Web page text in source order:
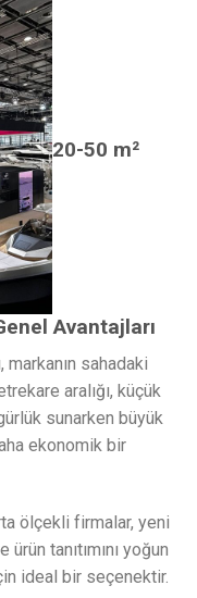
20-50 m²
Avantajları
markanın sahadaki
aralığı, küçük
sunarken büyük
ekonomik bir
ölçekli firmalar, yeni
tanıtımını yoğun
ideal bir seçenektir.